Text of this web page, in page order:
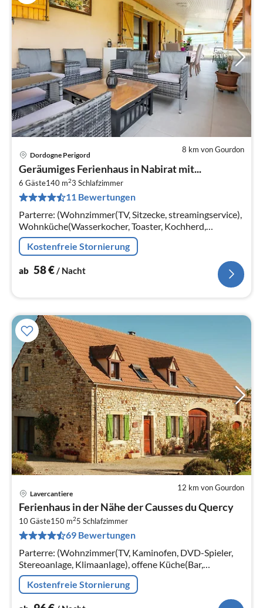
8 km von Gourdon
Dordogne Perigord
Geräumiges Ferienhaus in Nabirat mit...
6 Gäste140 m23 Schlafzimmer
11 Bewertungen
Parterre: (Wohnzimmer(TV, Sitzecke, streamingservice),
Wohnküche(Wasserkocher, Toaster, Kochherd,
Dunstabzugshaube, Kaffeemaschine, Kombi-
Mikrowelle, Mikrowelle, Kühl-/Gefrierkombi...
Kostenfreie Stornierung
ab 58€/ Nacht
12 km von Gourdon
Lavercantiere
Ferienhaus in der Nähe der Causses du Quercy
10 Gäste150 m25 Schlafzimmer
69 Bewertungen
Parterre: (Wohnzimmer(TV, Kaminofen, DVD-Spieler,
Stereoanlage, Klimaanlage), offene Küche(Bar,
Wasserkocher, Kochherd, Kaffeemaschine, Backofen,
Mikrowelle, Spülmaschine, Kühl-/Ge...
Kostenfreie Stornierung